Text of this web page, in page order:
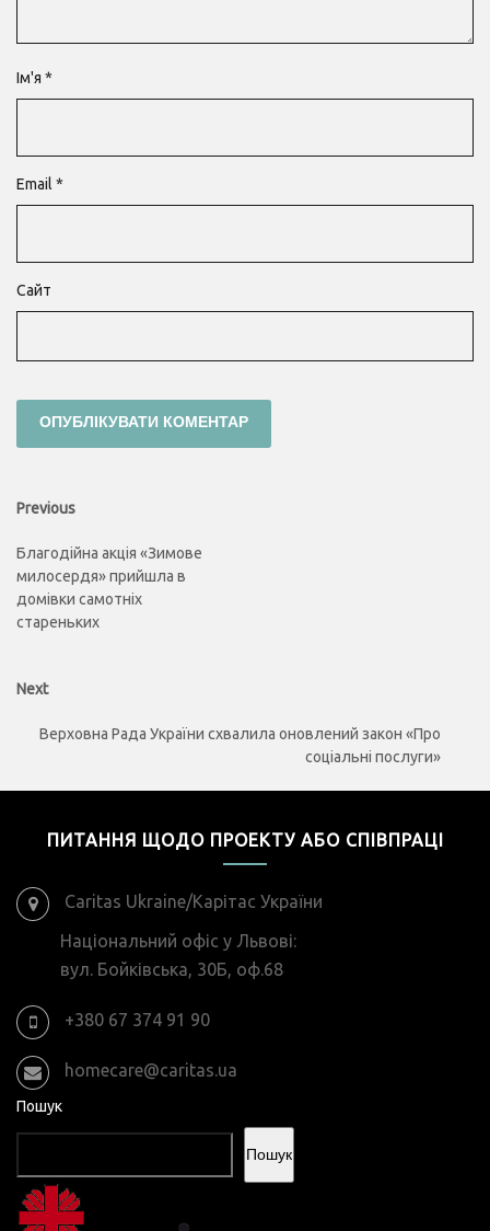
Ім'я *
Email *
Сайт
Навігація
записів
Previous
Previous
Благодійна акція «Зимове
милосердя» прийшла в
домівки самотніх
стареньких
Next
Next
Верховна Рада України схвалила оновлений закон «Про
соціальні послуги»
ПИТАННЯ ЩОДО ПРОЕКТУ АБО СПІВПРАЦІ
Caritas Ukraine/Карітас України
Національний офіс у Львові:
вул. Бойківська, 30Б, оф.68
+380 67 374 91 90
homecare@caritas.ua
Пошук
Пошук